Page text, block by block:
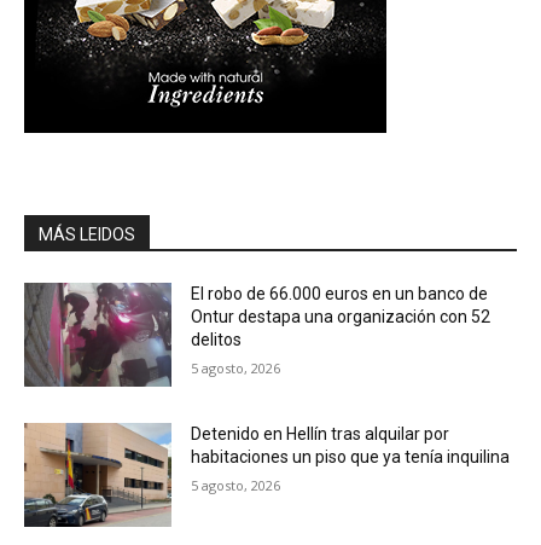
MÁS LEIDOS
El robo de 66.000 euros en un banco de
Ontur destapa una organización con 52
delitos
5 agosto, 2026
Detenido en Hellín tras alquilar por
habitaciones un piso que ya tenía inquilina
5 agosto, 2026